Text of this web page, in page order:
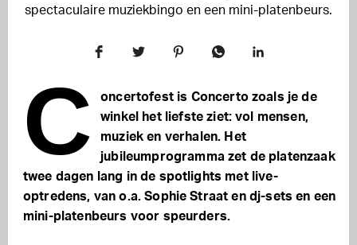
spectaculaire muziekbingo en een mini-platenbeurs.
C
oncertofest is Concerto zoals je de
winkel het liefste ziet: vol mensen,
muziek en verhalen. Het
jubileumprogramma zet de platenzaak
twee dagen lang in de spotlights met live-
optredens, van o.a. Sophie Straat en dj-sets en een
mini-platenbeurs voor speurders.